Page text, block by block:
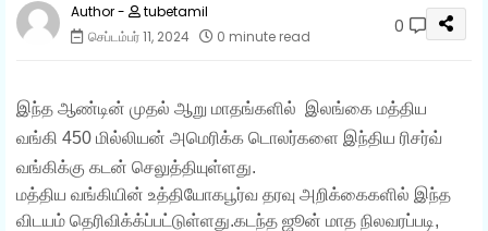
tubetamil
செப்டம்பர் 11, 2024
0 minute read 0
இந்த ஆண்டின் முதல் ஆறு மாதங்களில் இலங்கை மத்திய
வங்கி 450 மில்லியன் அமெரிக்க டொலர்களை இந்திய ரிசர்வ்
வங்கிக்கு கடன் செலுத்தியுள்ளது.
மத்திய வங்கியின் உத்தியோகபூர்வ தரவு அறிக்கைகளில் இந்த
விடயம் தெரிவிக்க்ப்பட்டுள்ளது.கடந்த ஜூன் மாத நிலவரப்படி,